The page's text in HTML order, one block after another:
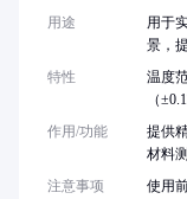
用途
用于
景，
特性
温度
（
作用/功能
提供
材料
注意事项
使用